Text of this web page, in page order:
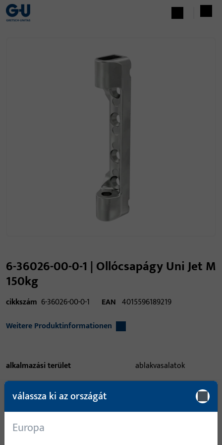
6-36026-00-0-1 | Ollócsapágy Uni Jet M
150kg
cikkszám 6-36026-00-0-1 EAN 4015596189219
Weitere Produktinformationen
alkalmazási terület
ablakvasalatok
alkalmazási terület (specifikált)
terméktípus
válassza ki az országát
Europa